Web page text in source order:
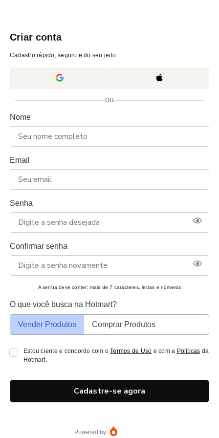
Criar conta
Cadastro rápido, seguro e do seu jeito.
ou
Nome
Email
Senha
Confirmar senha
A senha deve conter: mais de 7 caracteres, letras e números
O que você busca na Hotmart?
Vender Produtos Comprar Produtos
Estou ciente e concordo com oTermos de Uso e com a Políticas da
Hotmart.
Cadastre-se agora
Powered by